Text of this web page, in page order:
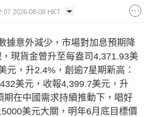
2026-08-08 HKT
據意外減少，市場對加息預期降
現貨金曾升至每盎司4,371.93美
元，升2.4%，創逾7星期新高：
美元，收報4,399.7美元，升
期在中國需求持續推動下，唱好
美元大關，明年6月底目標價